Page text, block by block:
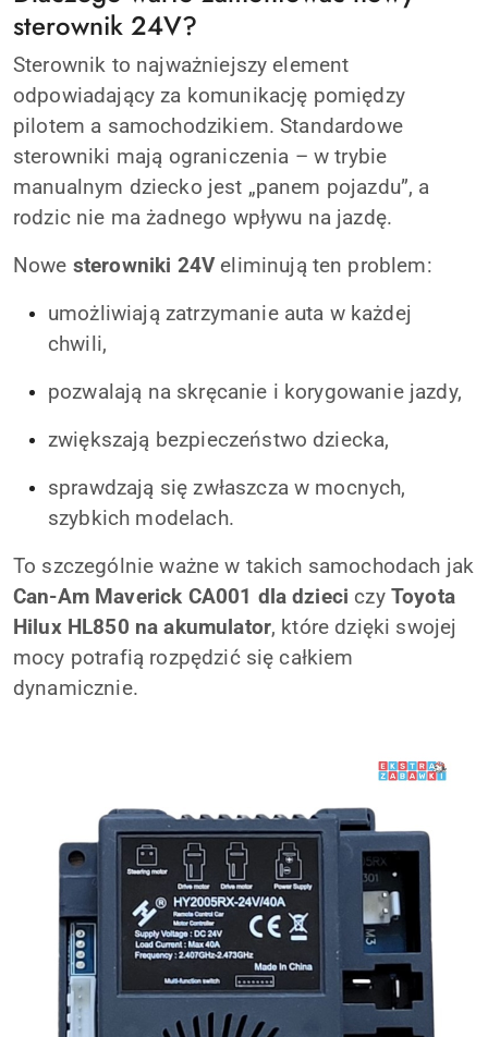
sterownik 24V?
Sterownik to najważniejszy element
odpowiadający za komunikację pomiędzy
pilotem a samochodzikiem. Standardowe
sterowniki mają ograniczenia – w trybie
manualnym dziecko jest „panem pojazdu”, a
rodzic nie ma żadnego wpływu na jazdę.
Nowe sterowniki 24Veliminują ten problem:
umożliwiają zatrzymanie auta w każdej
chwili,
pozwalają na skręcanie i korygowanie jazdy,
zwiększają bezpieczeństwo dziecka,
sprawdzają się zwłaszcza w mocnych,
szybkich modelach.
To szczególnie ważne w takich samochodach jak
Can-Am Maverick CA001 dla dzieci czy Toyota
Hilux HL850 na akumulator, które dzięki swojej
mocy potrafią rozpędzić się całkiem
dynamicznie.